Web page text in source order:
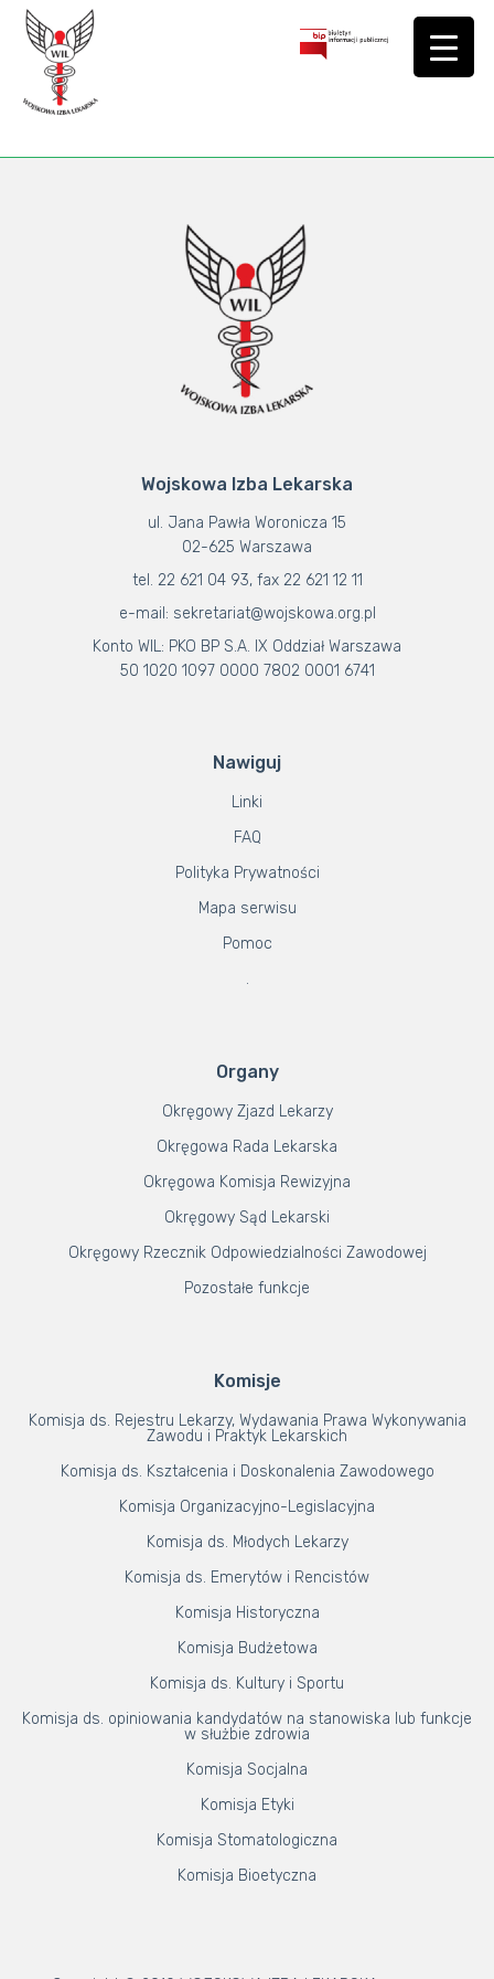
Wojskowa Izba Lekarska
ul. Jana Pawła Woronicza 15
02-625 Warszawa
tel. 22 621 04 93, fax 22 621 12 11
e-mail: sekretariat@wojskowa.org.pl
Konto WIL: PKO BP S.A. IX Oddział Warszawa
50 1020 1097 0000 7802 0001 6741
Nawiguj
Linki
FAQ
Polityka Prywatności
Mapa serwisu
Pomoc
.
Organy
Okręgowy Zjazd Lekarzy
Okręgowa Rada Lekarska
Okręgowa Komisja Rewizyjna
Okręgowy Sąd Lekarski
Okręgowy Rzecznik Odpowiedzialności Zawodowej
Pozostałe funkcje
Komisje
Komisja ds. Rejestru Lekarzy, Wydawania Prawa Wykonywania
Zawodu i Praktyk Lekarskich
Komisja ds. Kształcenia i Doskonalenia Zawodowego
Komisja Organizacyjno-Legislacyjna
Komisja ds. Młodych Lekarzy
Komisja ds. Emerytów i Rencistów
Komisja Historyczna
Komisja Budżetowa
Komisja ds. Kultury i Sportu
Komisja ds. opiniowania kandydatów na stanowiska lub funkcje
w służbie zdrowia
Komisja Socjalna
Komisja Etyki
Komisja Stomatologiczna
Komisja Bioetyczna